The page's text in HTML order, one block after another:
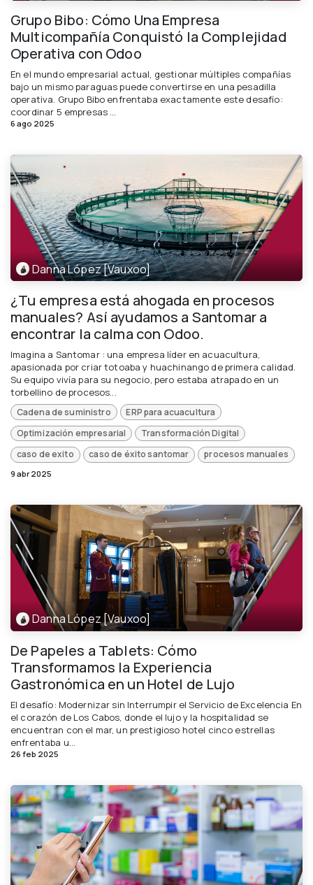
Grupo Bibo: Cómo Una Empresa
Multicompañía Conquistó la Complejidad
Operativa con Odoo
En el mundo empresarial actual, gestionar múltiples compañías
bajo un mismo paraguas puede convertirse en una pesadilla
operativa. Grupo Bibo enfrentaba exactamente este desafío:
coordinar 5 empresas ...
6 ago 2025
Danna López [Vauxoo]
¿Tu empresa está ahogada en procesos
manuales? Así ayudamos a Santomar a
encontrar la calma con Odoo.
Imagina a Santomar : una empresa líder en acuacultura,
apasionada por criar totoaba y huachinango de primera calidad.
Su equipo vivía para su negocio, pero estaba atrapado en un
torbellino de procesos...
Cadena de suministro
ERP para acuacultura
Optimización empresarial
Transformación Digital
caso de exito
caso de éxito santomar procesos manuales
9 abr 2025
Danna López [Vauxoo]
De Papeles a Tablets: Cómo
Transformamos la Experiencia
Gastronómica en un Hotel de Lujo
El desafío: Modernizar sin Interrumpir el Servicio de Excelencia En
el corazón de Los Cabos, donde el lujo y la hospitalidad se
encuentran con el mar, un prestigioso hotel cinco estrellas
enfrentaba u...
26 feb 2025